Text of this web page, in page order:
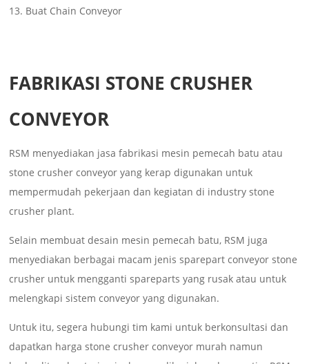
Buat Chain Conveyor
FABRIKASI STONE CRUSHER
CONVEYOR
RSM menyediakan jasa fabrikasi mesin pemecah batu atau
stone crusher conveyor yang kerap digunakan untuk
mempermudah pekerjaan dan kegiatan di industry stone
crusher plant.
Selain membuat desain mesin pemecah batu, RSM juga
menyediakan berbagai macam jenis sparepart conveyor stone
crusher untuk mengganti spareparts yang rusak atau untuk
melengkapi sistem conveyor yang digunakan.
Untuk itu, segera hubungi tim kami untuk berkonsultasi dan
dapatkan harga stone crusher conveyor murah namun